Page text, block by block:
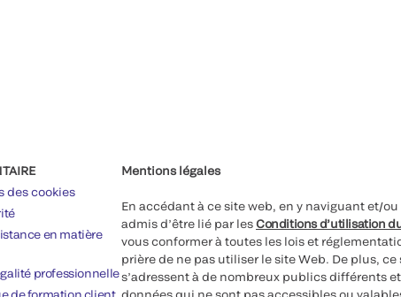
des cookies
en matière
professionnelle
Mentions légales
En accédant à ce site web, en y naviguant et/
admis d’être lié par lesConditions d’utilisation
vous conformer à toutes les lois et
prière de ne pas utiliser le site Web. De plus,
s’adressent à de nombreux publics différents